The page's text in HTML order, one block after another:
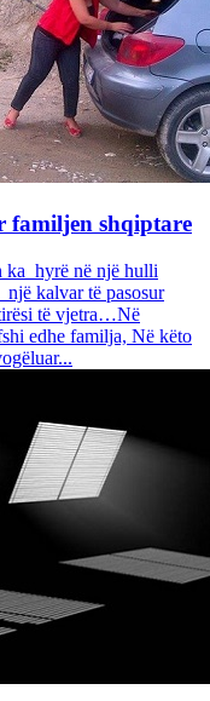
familjen shqiptare
ka hyrë në një hulli
një kalvar të pasosur
të vjetra…Në
edhe familja, Në këto